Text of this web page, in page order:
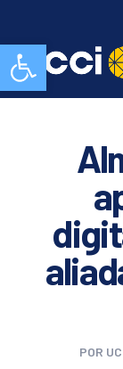
Abrir barra de
POR